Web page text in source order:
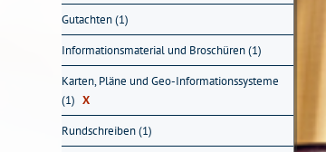
Gutachten (1)
Informationsmaterial und Broschüren (1)
Karten, Pläne und Geo-Informationssysteme
(1) X
Rundschreiben (1)